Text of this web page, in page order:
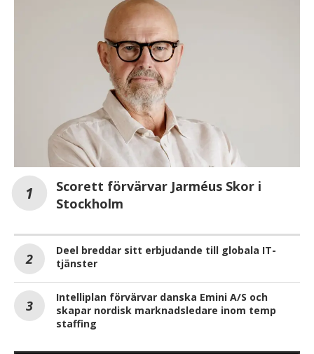
Scorett förvärvar Jarméus Skor i
Stockholm
Deel breddar sitt erbjudande till globala IT-
tjänster
Intelliplan förvärvar danska Emini A/S och
skapar nordisk marknadsledare inom temp
staffing